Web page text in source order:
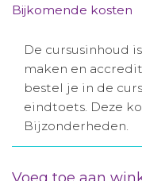
Bijkomende kosten
De cursusinhoud
maken en
bestel je in de
eindtoets. Deze
Bijzonderheden.